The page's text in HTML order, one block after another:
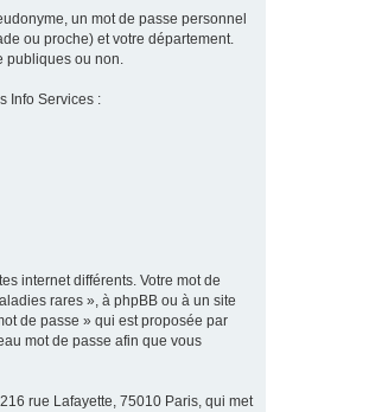
un mot de passe personnel
ou proche) et votre département.
publiques ou non.
Info Services :
internet différents. Votre mot de
rares », à phpBB ou à un site
de passe » qui est proposée par
mot de passe afin que vous
rue Lafayette, 75010 Paris, qui met